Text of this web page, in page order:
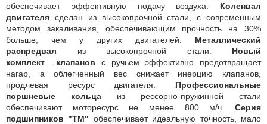
обеспечивает эффективную подачу воздуха. Коленвал
двигателя сделан из высокопрочной стали, с современным
методом закаливания, обеспечивающим прочность на 30%
больше, чем у других двигателей. Металлический
распредвал из высокопрочной стали. Новый
комплект
клапанов с ручьем эффективно предотвращает
нагар, а облегченный вес снижает инерцию клапанов,
продлевая ресурс двигателя. Профессиональные
поршневые кольца из рессорно-пружинной стали
обеспечивают моторесурс не менее 800 м/ч. Серия
подшипников "ТМ" обеспечивает идеальную точность, мало